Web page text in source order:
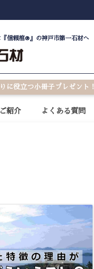
信頼棺®』の神戸市第一石材へ
に役立つ小冊子プレゼント！
紹介 よくある質問